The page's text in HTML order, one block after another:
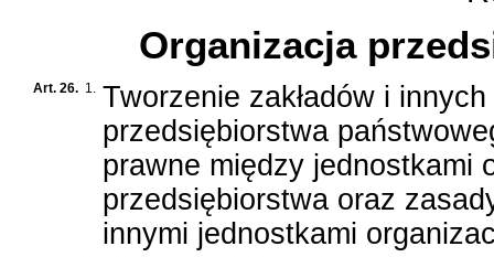
Organizacja
Art. 26. 1. Tworzenie zakładów i
przedsiębiorstwa
prawne między jednostkami
przedsiębiorstwa oraz
innymi jednostkami